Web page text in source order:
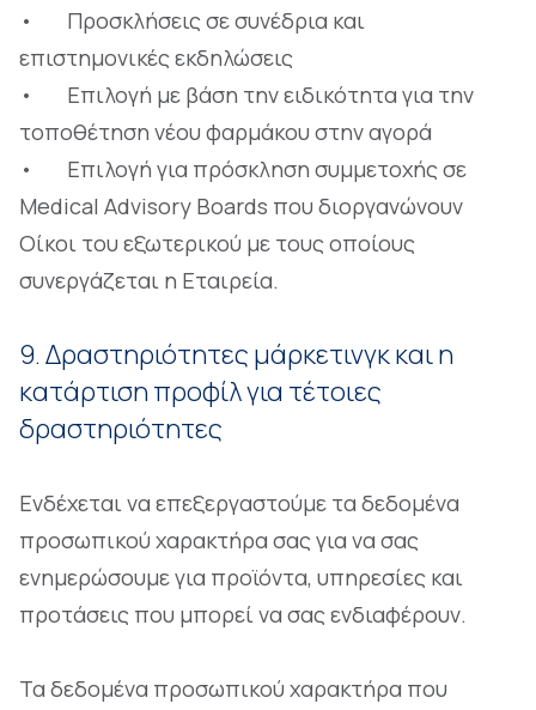
• Προσκλήσεις σε συνέδρια και
επιστημονικές εκδηλώσεις
• Επιλογή με βάση την ειδικότητα για την
τοποθέτηση νέου φαρμάκου στην αγορά
• Επιλογή για πρόσκληση συμμετοχής σε
Medical Advisory Boards που διοργανώνουν
Οίκοι του εξωτερικού με τους οποίους
συνεργάζεται η Εταιρεία.
9. Δραστηριότητες μάρκετινγκ και η
κατάρτιση προφίλ για τέτοιες
δραστηριότητες
Ενδέχεται να επεξεργαστούμε τα δεδομένα
προσωπικού χαρακτήρα σας για να σας
ενημερώσουμε για προϊόντα, υπηρεσίες και
προτάσεις που μπορεί να σας ενδιαφέρουν.
Τα δεδομένα προσωπικού χαρακτήρα που